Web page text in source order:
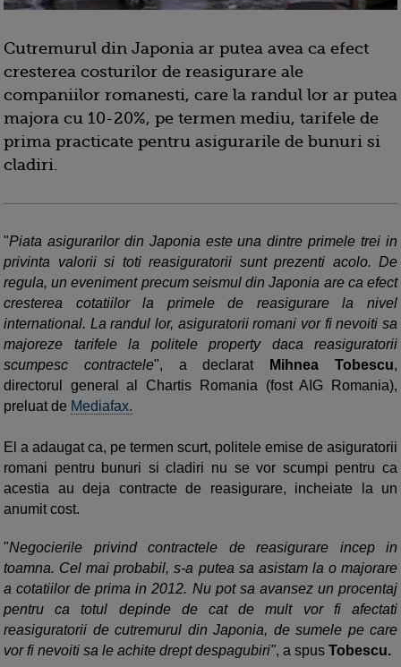
Cutremurul din Japonia ar putea avea ca efect
cresterea costurilor de reasigurare ale
companiilor romanesti, care la randul lor ar putea
majora cu 10-20%, pe termen mediu, tarifele de
prima practicate pentru asigurarile de bunuri si
cladiri.
"Piata asigurarilor din Japonia este una dintre primele trei in
privinta valorii si toti reasiguratorii sunt prezenti acolo. De
regula, un eveniment precum seismul din Japonia are ca efect
cresterea cotatiilor la primele de reasigurare la nivel
international. La randul lor, asiguratorii romani vor fi nevoiti sa
majoreze tarifele la politele property daca reasiguratorii
scumpesc contractele", a declarat Mihnea Tobescu,
directorul general al Chartis Romania (fost AIG Romania),
preluat de Mediafax.
El a adaugat ca, pe termen scurt, politele emise de asiguratorii
romani pentru bunuri si cladiri nu se vor scumpi pentru ca
acestia au deja contracte de reasigurare, incheiate la un
anumit cost.
"Negocierile privind contractele de reasigurare incep in
toamna. Cel mai probabil, s-a putea sa asistam la o majorare
a cotatiilor de prima in 2012. Nu pot sa avansez un procentaj
pentru ca totul depinde de cat de mult vor fi afectati
reasiguratorii de cutremurul din Japonia, de sumele pe care
vor fi nevoiti sa le achite drept despagubiri", a spus Tobescu.